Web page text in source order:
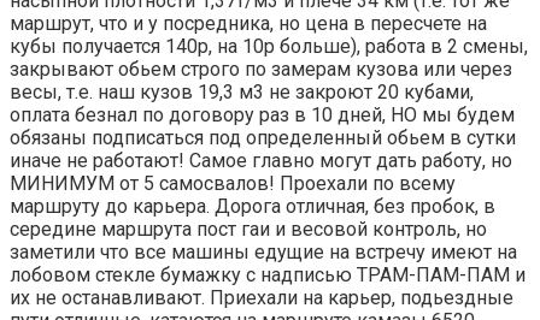
маршрут, что и у посредника, но цена в пересчете на
кубы получается 140р, на 10р больше), работа в 2 смены,
закрывают обьем строго по замерам кузова или через
весы, т.е. наш кузов 19,3 м3 не закроют 20 кубами,
оплата безнал по договору раз в 10 дней, НО мы будем
обязаны подписаться под определенный обьем в сутки
иначе не работают! Самое главно могут дать работу, но
МИНИМУМ от 5 самосвалов! Проехали по всему
маршруту до карьера. Дорога отличная, без пробок, в
середине маршрута пост гаи и весовой контроль, но
заметили что все машины едущие на встречу имеют на
лобовом стекле бумажку с надписью ТРАМ-ПАМ-ПАМ и
их не останавливают. Приехали на карьер, подьездные